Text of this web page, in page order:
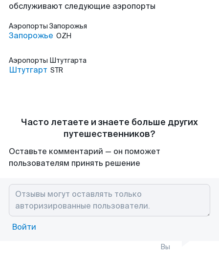
обслуживают следующие аэропорты
Аэропорты Запорожья
Запорожье OZH
Аэропорты Штутгарта
Штутгарт STR
Часто летаете и знаете больше других
путешественников?
Оставьте комментарий — он поможет
пользователям принять решение
Войти
Вы